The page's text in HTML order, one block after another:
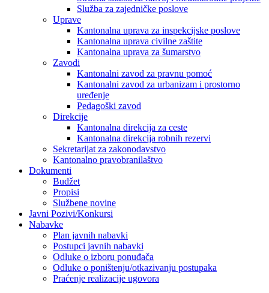
Služba za zajedničke poslove
Uprave
Kantonalna uprava za inspekcijske poslove
Kantonalna uprava civilne zaštite
Kantonalna uprava za šumarstvo
Zavodi
Kantonalni zavod za pravnu pomoć
Kantonalni zavod za urbanizam i prostorno
uređenje
Pedagoški zavod
Direkcije
Kantonalna direkcija za ceste
Kantonalna direkcija robnih rezervi
Sekretarijat za zakonodavstvo
Kantonalno pravobranilaštvo
Dokumenti
Budžet
Propisi
Službene novine
Javni Pozivi/Konkursi
Nabavke
Plan javnih nabavki
Postupci javnih nabavki
Odluke o izboru ponuđača
Odluke o poništenju/otkazivanju postupaka
Praćenje realizacije ugovora